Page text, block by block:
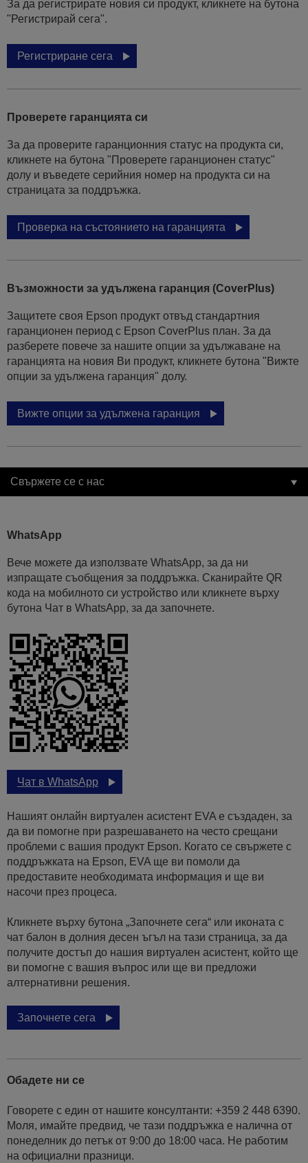
За да регистрирате новия си продукт, кликнете на бутона
"Регистрирай сега".
Регистриране сега
Проверете гаранцията си
За да проверите гаранционния статус на продукта си,
кликнете на бутона "Проверете гаранционен статус"
долу и въведете серийния номер на продукта си на
страницата за поддръжка.
Проверка на състоянието на гаранцията
Възможности за удължена гаранция (CoverPlus)
Защитете своя Epson продукт отвъд стандартния
гаранционен период с Epson CoverPlus план. За да
разберете повече за нашите опции за удължаване на
гаранцията на новия Ви продукт, кликнете бутона "Вижте
опции за удължена гаранция" долу.
Вижте опции за удължена гаранция
Свържете се с нас
WhatsApp
Вече можете да използвате WhatsApp, за да ни
изпращате съобщения за поддръжка. Сканирайте QR
кода на мобилното си устройство или кликнете върху
бутона Чат в WhatsApp, за да започнете.
Чат в WhatsApp
Нашият онлайн виртуален асистент EVA е създаден, за
да ви помогне при разрешаването на често срещани
проблеми с вашия продукт Epson. Когато се свържете с
поддръжката на Epson, EVA ще ви помоли да
предоставите необходимата информация и ще ви
насочи през процеса.
Кликнете върху бутона „Започнете сега“ или иконата с
чат балон в долния десен ъгъл на тази страница, за да
получите достъп до нашия виртуален асистент, който ще
ви помогне с вашия въпрос или ще ви предложи
алтернативни решения.
Започнете сега
Обадете ни се
Говорете с един от нашите консултанти: +359 2 448 6390.
Моля, имайте предвид, че тази поддръжка е налична от
понеделник до петък от 9:00 до 18:00 часа. Не работим
на официални празници.